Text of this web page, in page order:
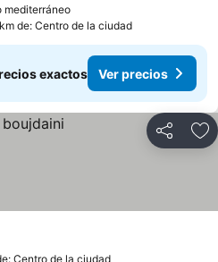
mediterráneo
de: Centro de la ciudad
exactos Ver precios
Compartir
Centro de la ciudad